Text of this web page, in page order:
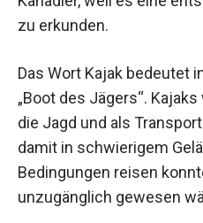
zu erkunden.
Das Wort Kajak bedeutet
„Boot des Jägers“.
die Jagd und als
damit in schwierigem
Bedingungen reisen
unzugänglich gewesen